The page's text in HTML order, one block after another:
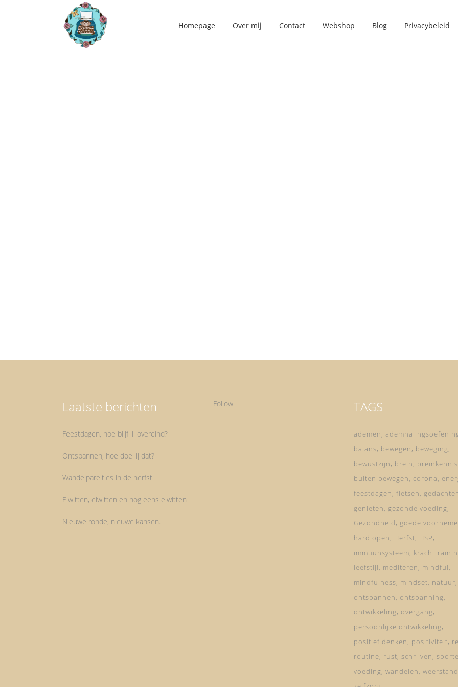
Homepage Over mij Contact Webshop Blog Privacybeleid
Laatste berichten
Feestdagen, hoe blijf jij overeind?
Ontspannen, hoe doe jij dat?
Wandelpareltjes in de herfst
Eiwitten, eiwitten en nog eens eiwitten
Nieuwe ronde, nieuwe kansen.
Follow TAGS
ademen
balans bewegen
beweging
bewustzijn
brein
breinkennis
buiten bewegen
corona
feestdagen fietsen
genieten
gezonde voeding
Gezondheid
goede
hardlopen
Herfst HSP
immuunsysteem
leefstijl
mediteren
mindful
mindfulness mindset natuur
ontspannen
ontspanning
ontwikkeling
overgang
persoonlijke ontwikkeling
positief denken
positiviteit
routine rust schrijven
voeding wandelen weerstand